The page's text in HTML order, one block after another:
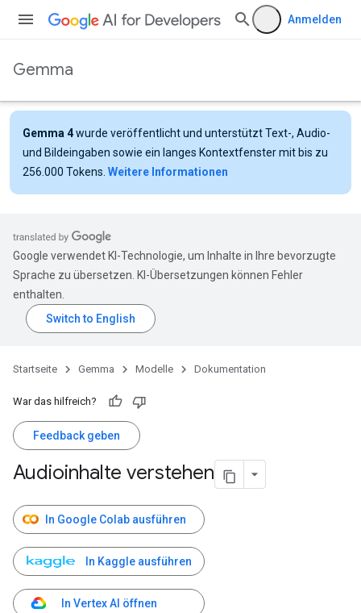
Anmelden
Gemma
Gemma 4wurde veröffentlicht und unterstützt Text-, Audio-
und Bildeingaben sowie ein langes Kontextfenster mit bis zu
256.000 Tokens. Weitere Informationen
Google verwendet KI-Technologie, um Inhalte in Ihre bevorzugte
Sprache zu übersetzen. KI-Übersetzungen können Fehler
enthalten.
Startseite Gemma Modelle Dokumentation
War das hilfreich?
Feedback geben
Audioinhalte verstehen
In Google Colab ausführen
In Kaggle ausführen
In Vertex AI öffnen